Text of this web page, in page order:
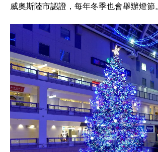
威奧斯陸市認證，每年冬季也會舉辦燈節。